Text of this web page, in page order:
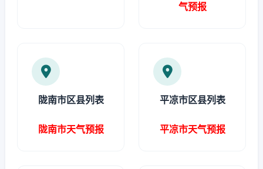
气预报
陇南市区县列表
陇南市天气预报
平凉市区县列表
平凉市天气预报